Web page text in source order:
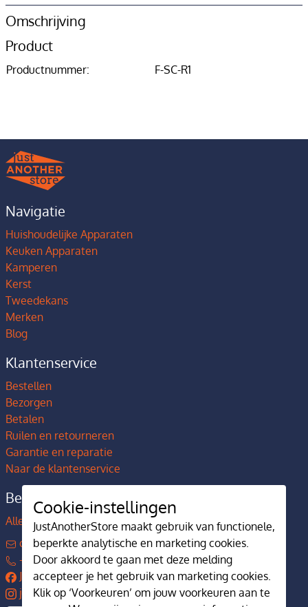
Omschrijving
Product
Productnummer: F-SC-R1
Navigatie
Huishoudelijke Apparaten
Keuken Apparaten
Kamperen
Kerst
Tweedekans
Merken
Blog
Klantenservice
Bestellen
Bezorgen
Betalen
Ruilen en retourneren
Garantie en reparatie
Naar de klantenservice
Bedrijfsgegevens
Alles over JustAnotherStore
contact@justanotherstore.nl
+31 73 644 7405
JustAnotherStore
justanotherstore.nl
Cookie-instellingen
JustAnotherStore maakt gebruik van functionele,
beperkte analytische en marketing cookies.
Door akkoord te gaan met deze melding
accepteer je het gebruik van marketing cookies.
Klik op ‘Voorkeuren’ om jouw voorkeuren aan te